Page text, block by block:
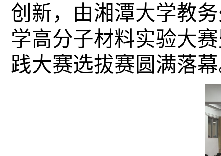
创新，由湘潭大学教
学高分子材料实验大
践大赛选拔赛圆满落